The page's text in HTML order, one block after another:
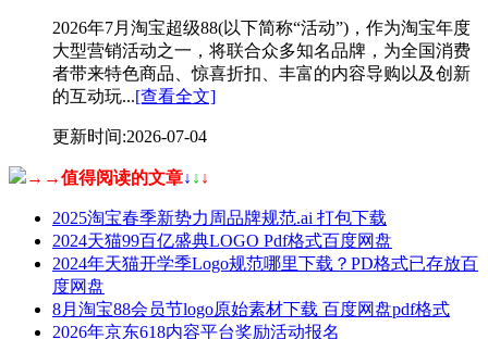
2026年7月淘宝超级88(以下简称“活动”)，作为淘宝年度
大型营销活动之一，将联合众多知名品牌，为全国消费
者带来特色商品、惊喜折扣、丰富的内容导购以及创新
的互动玩...[查看全文]
更新时间:2026-07-04
→→值得阅读的文章↓ ↓ ↓
2025淘宝春季新势力周品牌规范.ai 打包下载
2024天猫99百亿盛典LOGO Pdf格式百度网盘
2024年天猫开学季Logo规范哪里下载？PD格式已存放百
度网盘
8月淘宝88会员节logo原始素材下载 百度网盘pdf格式
2026年京东618内容平台奖励活动报名